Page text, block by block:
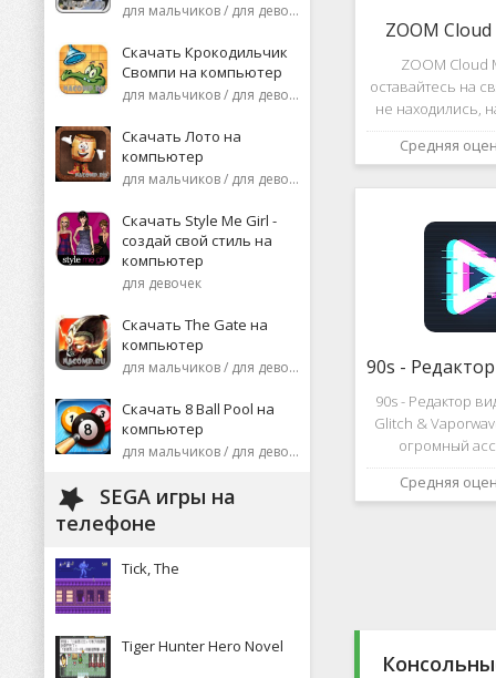
для мальчиков / для девочек
Скачать Крокодильчик
Свомпи на компьютер
для мальчиков / для девочек
Скачать Лото на
компьютер
для мальчиков / для девочек
Скачать Style Me Girl -
создай свой стиль на
компьютер
для девочек
Скачать The Gate на
компьютер
для мальчиков / для девочек
Скачать 8 Ball Pool на
компьютер
для мальчиков / для девочек
SEGA игры на
телефоне
Tick, The
Tiger Hunter Hero Novel
ZOOM
ZOOM Cloud
оставайтесь на
не находились,
или
Средняя
90s - Редактор
Glitch &
огромный
различных
дополнений к
Средняя